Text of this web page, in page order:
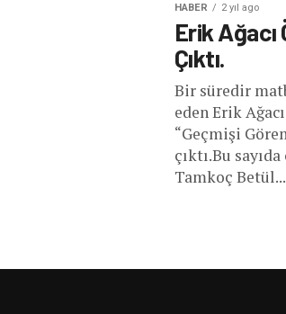
HABER 2 yıl ago
Erik Ağacı
Çıktı.
Bir süredir
eden Erik
“Geçmişi
çıktı.Bu
Tamkoç Betül...